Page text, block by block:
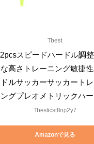
Tbest
2pcsスピードハードル調
な高さトレーニング敏捷
ドルサッカーサッカート
ングプレオメトリックハ
Tbesticst8np2y7
Amazonで見る